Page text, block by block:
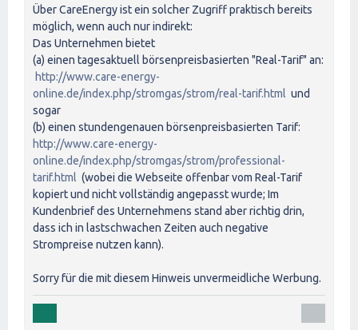
Über CareEnergy ist ein solcher Zugriff praktisch bereits
möglich, wenn auch nur indirekt:
Das Unternehmen bietet
(a) einen tagesaktuell börsenpreisbasierten "Real-Tarif" an:
http://www.care-energy-
online.de/index.php/stromgas/strom/real-tarif.html und
sogar
(b) einen stundengenauen börsenpreisbasierten Tarif:
http://www.care-energy-
online.de/index.php/stromgas/strom/professional-
tarif.html (wobei die Webseite offenbar vom Real-Tarif
kopiert und nicht vollständig angepasst wurde; Im
Kundenbrief des Unternehmens stand aber richtig drin,
dass ich in lastschwachen Zeiten auch negative
Strompreise nutzen kann).
Sorry für die mit diesem Hinweis unvermeidliche Werbung.